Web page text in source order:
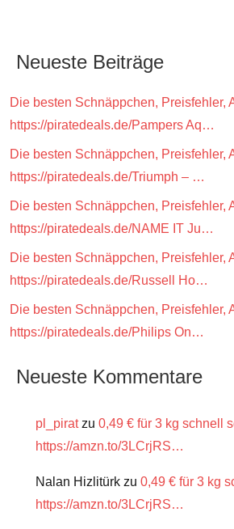
Neueste Beiträge
Die besten Schnäppchen, Preisfehler,
https://piratedeals.de/Pampers Aq…
Die besten Schnäppchen, Preisfehler,
https://piratedeals.de/Triumph – …
Die besten Schnäppchen, Preisfehler,
https://piratedeals.de/NAME IT Ju…
Die besten Schnäppchen, Preisfehler,
https://piratedeals.de/Russell Ho…
Die besten Schnäppchen, Preisfehler,
https://piratedeals.de/Philips On…
Neueste Kommentare
pl_piratzu 0,49 € für 3 kg schnell
https://amzn.to/3LCrjRS…
Nalan Hizlitürk zu 0,49 € für 3 kg
https://amzn.to/3LCrjRS…